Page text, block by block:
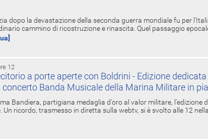
dopo la devastazione della seconda guerra mondiale fu per
cammino di ricostruzione e rinascita. Quel passaggio
12
a porte aperte con Boldrini - Edizione
concerto Banda Musicale della Marina Militare in
Bandiera, partigiana medaglia d'oro al valor militare, l'edizione
ricordo, trasmesso in diretta sulla webtv, si è svolto alle 12